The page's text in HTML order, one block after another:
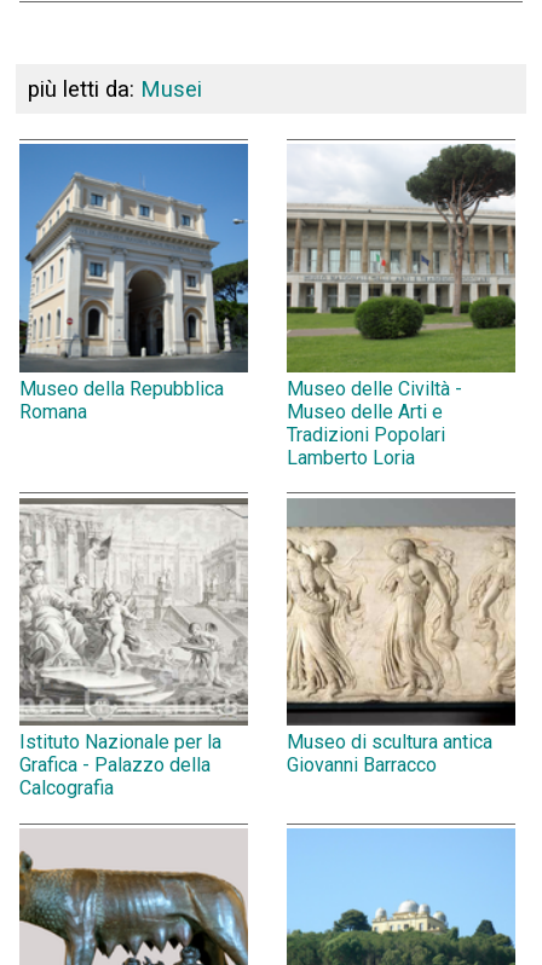
più letti da: Musei
Museo della Repubblica
Romana
Museo delle Civiltà -
Museo delle Arti e
Tradizioni Popolari
Lamberto Loria
Istituto Nazionale per la
Grafica - Palazzo della
Calcografia
Museo di scultura antica
Giovanni Barracco